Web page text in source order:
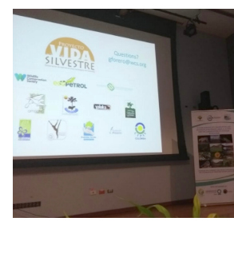
COBERTURA EN MEDIOS DE
INFORME ANUAL WCS
MECANISMO DE ATENCIÓN DE
DONA